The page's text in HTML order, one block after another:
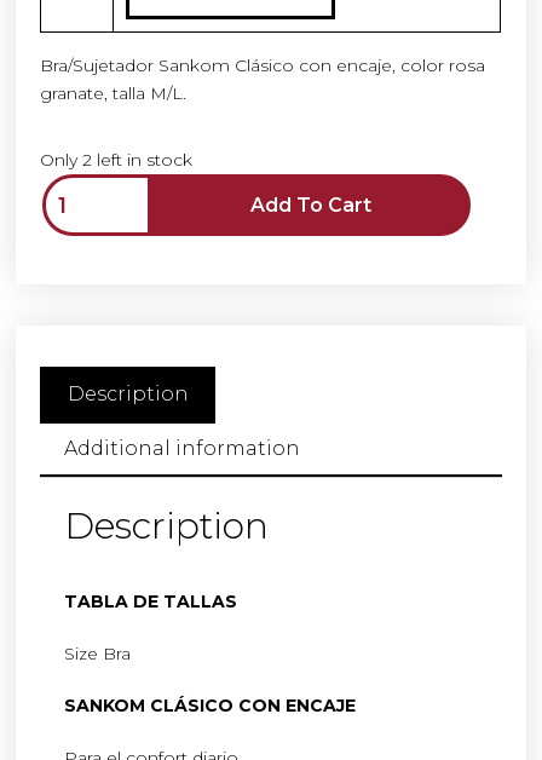
Bra/Sujetador Sankom Clásico con encaje, color rosa
granate, talla M/L.
Only 2 left in stock
Add To Cart
Description
Additional information
Description
TABLA DE TALLAS
Size Bra
SANKOM CLÁSICO CON ENCAJE